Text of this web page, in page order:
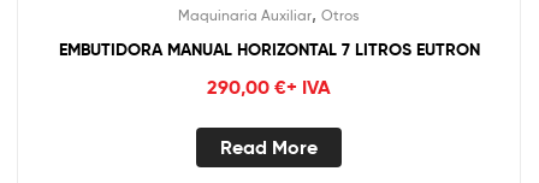
Maquinaria Auxiliar, Otros
EMBUTIDORA MANUAL HORIZONTAL 7 LITROS EUTRON
290,00 €+ IVA
Read More